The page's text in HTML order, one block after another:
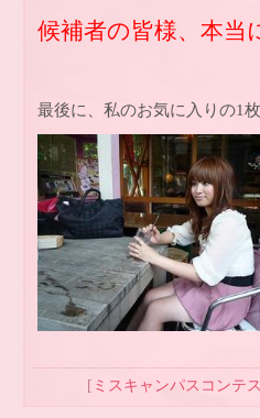
候補者の皆様、本
最後に、私のお気に入りの1枚
[ ミスキャンパスコンテ